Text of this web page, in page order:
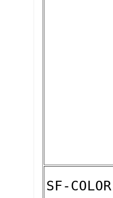
SF-COLOR